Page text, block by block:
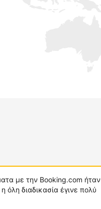
με την Booking.com ήταν
όλη διαδικασία έγινε πολύ